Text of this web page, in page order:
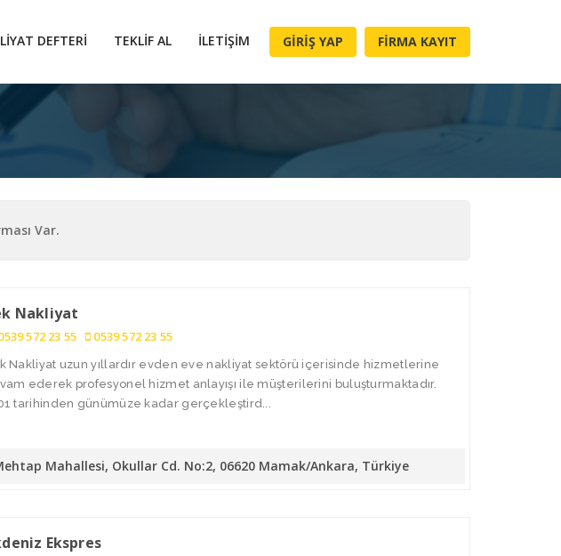
DEFTERI TEKLIF AL İLETIŞIM GIRIŞ YAP FIRMA KAYIT
Var.
Nakliyat
572 23 55 0539 572 23 55
Nakliyat uzun yıllardır evden eve nakliyat sektörü içerisinde hizmetlerine
ederek profesyonel hizmet anlayışı ile müşterilerini buluşturmaktadır.
tarihinden günümüze kadar gerçekleştird...
Mahallesi, Okullar Cd. No:2, 06620 Mamak/Ankara, Türkiye
Ekspres